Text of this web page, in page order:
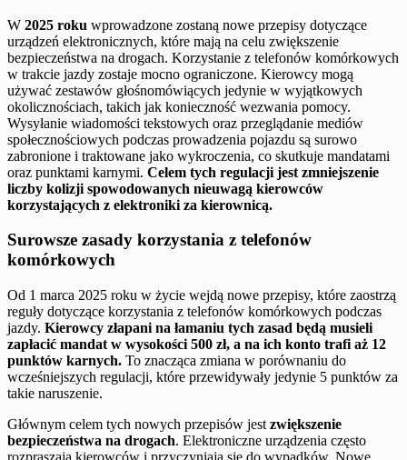
W 2025 roku wprowadzone zostaną nowe przepisy dotyczące
urządzeń elektronicznych, które mają na celu zwiększenie
bezpieczeństwa na drogach. Korzystanie z telefonów komórkowych
w trakcie jazdy zostaje mocno ograniczone. Kierowcy mogą
używać zestawów głośnomówiących jedynie w wyjątkowych
okolicznościach, takich jak konieczność wezwania pomocy.
Wysyłanie wiadomości tekstowych oraz przeglądanie mediów
społecznościowych podczas prowadzenia pojazdu są surowo
zabronione i traktowane jako wykroczenia, co skutkuje mandatami
oraz punktami karnymi. Celem tych regulacji jest zmniejszenie
liczby kolizji spowodowanych nieuwagą kierowców
korzystających z elektroniki za kierownicą.
Surowsze zasady korzystania z telefonów
komórkowych
Od 1 marca 2025 roku w życie wejdą nowe przepisy, które zaostrzą
reguły dotyczące korzystania z telefonów komórkowych podczas
jazdy. Kierowcy złapani na łamaniu tych zasad będą musieli
zapłacić mandat w wysokości 500 zł, a na ich konto trafi aż 12
punktów karnych. To znacząca zmiana w porównaniu do
wcześniejszych regulacji, które przewidywały jedynie 5 punktów za
takie naruszenie.
Głównym celem tych nowych przepisów jest zwiększenie
bezpieczeństwa na drogach. Elektroniczne urządzenia często